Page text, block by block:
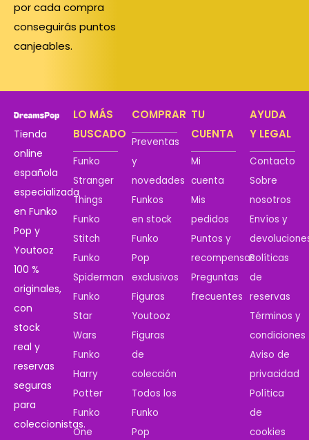
por cada compra
conseguirás puntos
canjeables.
Tienda
online
española
especializada
en Funko
Pop y
Youtooz
100 %
originales,
con
stock
real y
reservas
seguras
para
coleccionistas.
LO MÁS
BUSCADO
Funko
Stranger
Things
Funko
Stitch
Funko
Spiderman
Funko
Star
Wars
Funko
Harry
Potter
Funko
One
COMPRAR
Preventas
y
novedades
Funkos
en stock
Funko
Pop
exclusivos
Figuras
Youtooz
Figuras
de
colección
Todos los
Funko
Pop
TU
CUENTA
Mi
cuenta
Mis
pedidos
Puntos y
recompensas
Preguntas
frecuentes
AYUDA
Y LEGAL
Contacto
Sobre
nosotros
Envíos y
Políticas
de
reservas
Términos y
condiciones
Aviso de
privacidad
Política
de
cookies